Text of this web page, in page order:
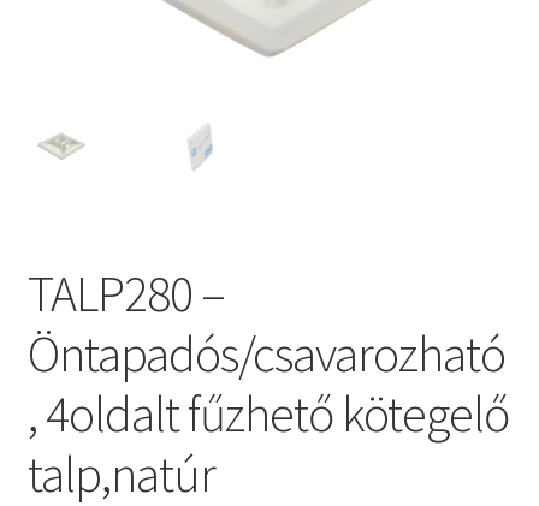
TALP280 –
Öntapadós/csavarozható
, 4oldalt fűzhető kötegelő
talp,natúr